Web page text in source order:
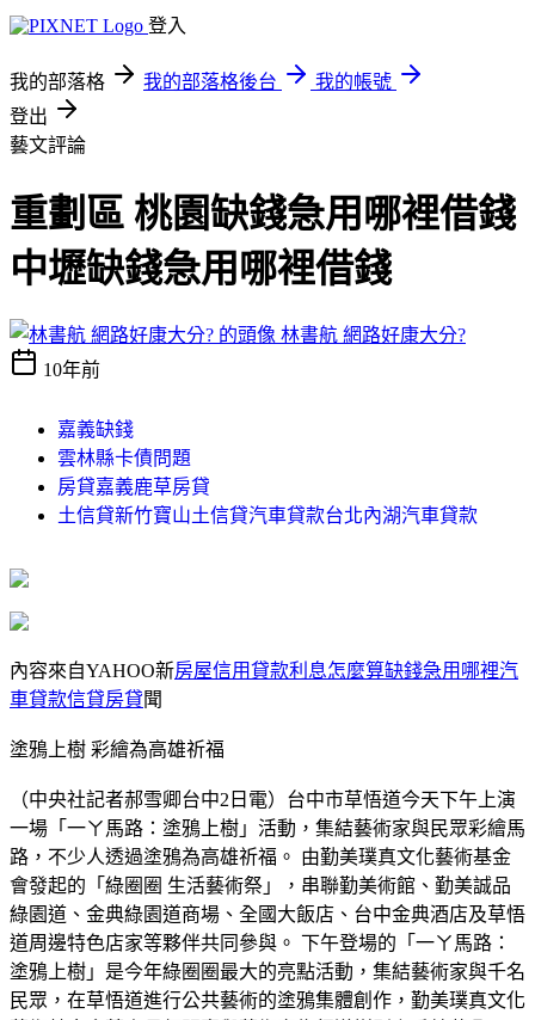
登入
我的部落格 我的部落格後台
我的帳號
登出
藝文評論
重劃區 桃園缺錢急用哪裡借錢
中壢缺錢急用哪裡借錢
林書航 網路好康大分?
10年前
嘉義缺錢
雲林縣卡債問題
房貸嘉義鹿草房貸
土信貸新竹寶山土信貸汽車貸款台北內湖汽車貸款
內容來自YAHOO新房屋信用貸款利息怎麼算缺錢急用哪裡汽
車貸款信貸房貸聞
塗鴉上樹 彩繪為高雄祈福
（中央社記者郝雪卿台中2日電）台中市草悟道今天下午上演
一場「一ㄚ馬路：塗鴉上樹」活動，集結藝術家與民眾彩繪馬
路，不少人透過塗鴉為高雄祈福。 由勤美璞真文化藝術基金
會發起的「綠圈圈 生活藝術祭」，串聯勤美術館、勤美誠品
綠園道、金典綠園道商場、全國大飯店、台中金典酒店及草悟
道周邊特色店家等夥伴共同參與。 下午登場的「一ㄚ馬路：
塗鴉上樹」是今年綠圈圈最大的亮點活動，集結藝術家與千名
民眾，在草悟道進行公共藝術的塗鴉集體創作，勤美璞真文化